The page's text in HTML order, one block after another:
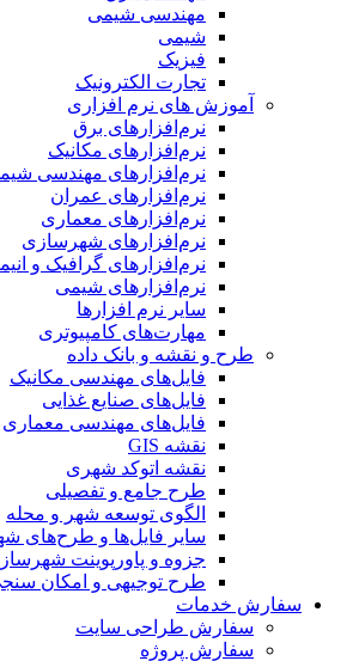
مهندسی شیمی
شیمی
فیزیک
تجارت الکترونیک
آموزش های نرم افزاری
نرم‌افزارهای برق
نرم‌افزارهای مکانیک
نرم‌افزارهای مهندسی شیمی
نرم‌افزارهای عمران
نرم‌افزارهای معماری
نرم‌افزارهای شهرسازی
نرم‌افزارهای گرافیک و انیمیشن
نرم‌افزارهای شیمی
سایر نرم افزارها
مهارت‌های کامپیوتری
طرح و نقشه و بانک داده
فایل‌های مهندسی مکانیک
فایل‌های صنایع غذایی
فایل‌های مهندسی معماری
نقشه GIS
نقشه اتوکد شهری
طرح جامع و تفصیلی
الگوی توسعه شهر و محله
سایر فایل‌ها و طرح‌های شهری
جزوه و پاورپوینت شهرسازی
طرح توجیهی و امکان سنجی
سفارش خدمات
سفارش طراحی سایت
سفارش پروژه